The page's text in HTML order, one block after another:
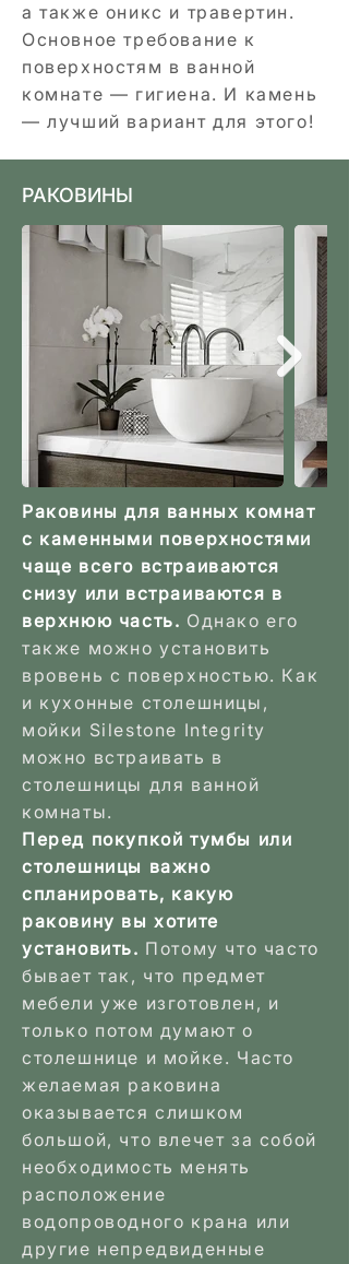
а также оникс и травертин.
Основное требование к
поверхностям в ванной
комнате — гигиена. И камень
— лучший вариант для этого!
РАКОВИНЫ
Раковины для ванных комнат
с каменными поверхностями
чаще всего встраиваются
снизу или встраиваются в
верхнюю часть. Однако его
также можно установить
вровень с поверхностью. Как
и кухонные столешницы,
мойки Silestone Integrity
можно встраивать в
столешницы для ванной
комнаты.
Перед покупкой тумбы или
столешницы важно
спланировать, какую
раковину вы хотите
установить. Потому что часто
бывает так, что предмет
мебели уже изготовлен, и
только потом думают о
столешнице и мойке. Часто
желаемая раковина
оказывается слишком
большой, что влечет за собой
необходимость менять
расположение
водопроводного крана или
другие непредвиденные